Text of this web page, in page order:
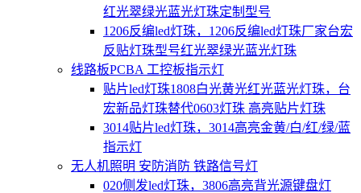
红光翠绿光蓝光灯珠定制型号
1206反编led灯珠，1206反编led灯珠厂家台宏
反贴灯珠型号红光翠绿光蓝光灯珠
线路板PCBA 工控板指示灯
贴片led灯珠1808白光黄光红光蓝光灯珠，台
宏新品灯珠替代0603灯珠 高亮贴片灯珠
3014贴片led灯珠，3014高亮金黄/白/红/绿/蓝
指示灯
无人机照明 安防消防 铁路信号灯
020侧发led灯珠，3806高亮背光源键盘灯